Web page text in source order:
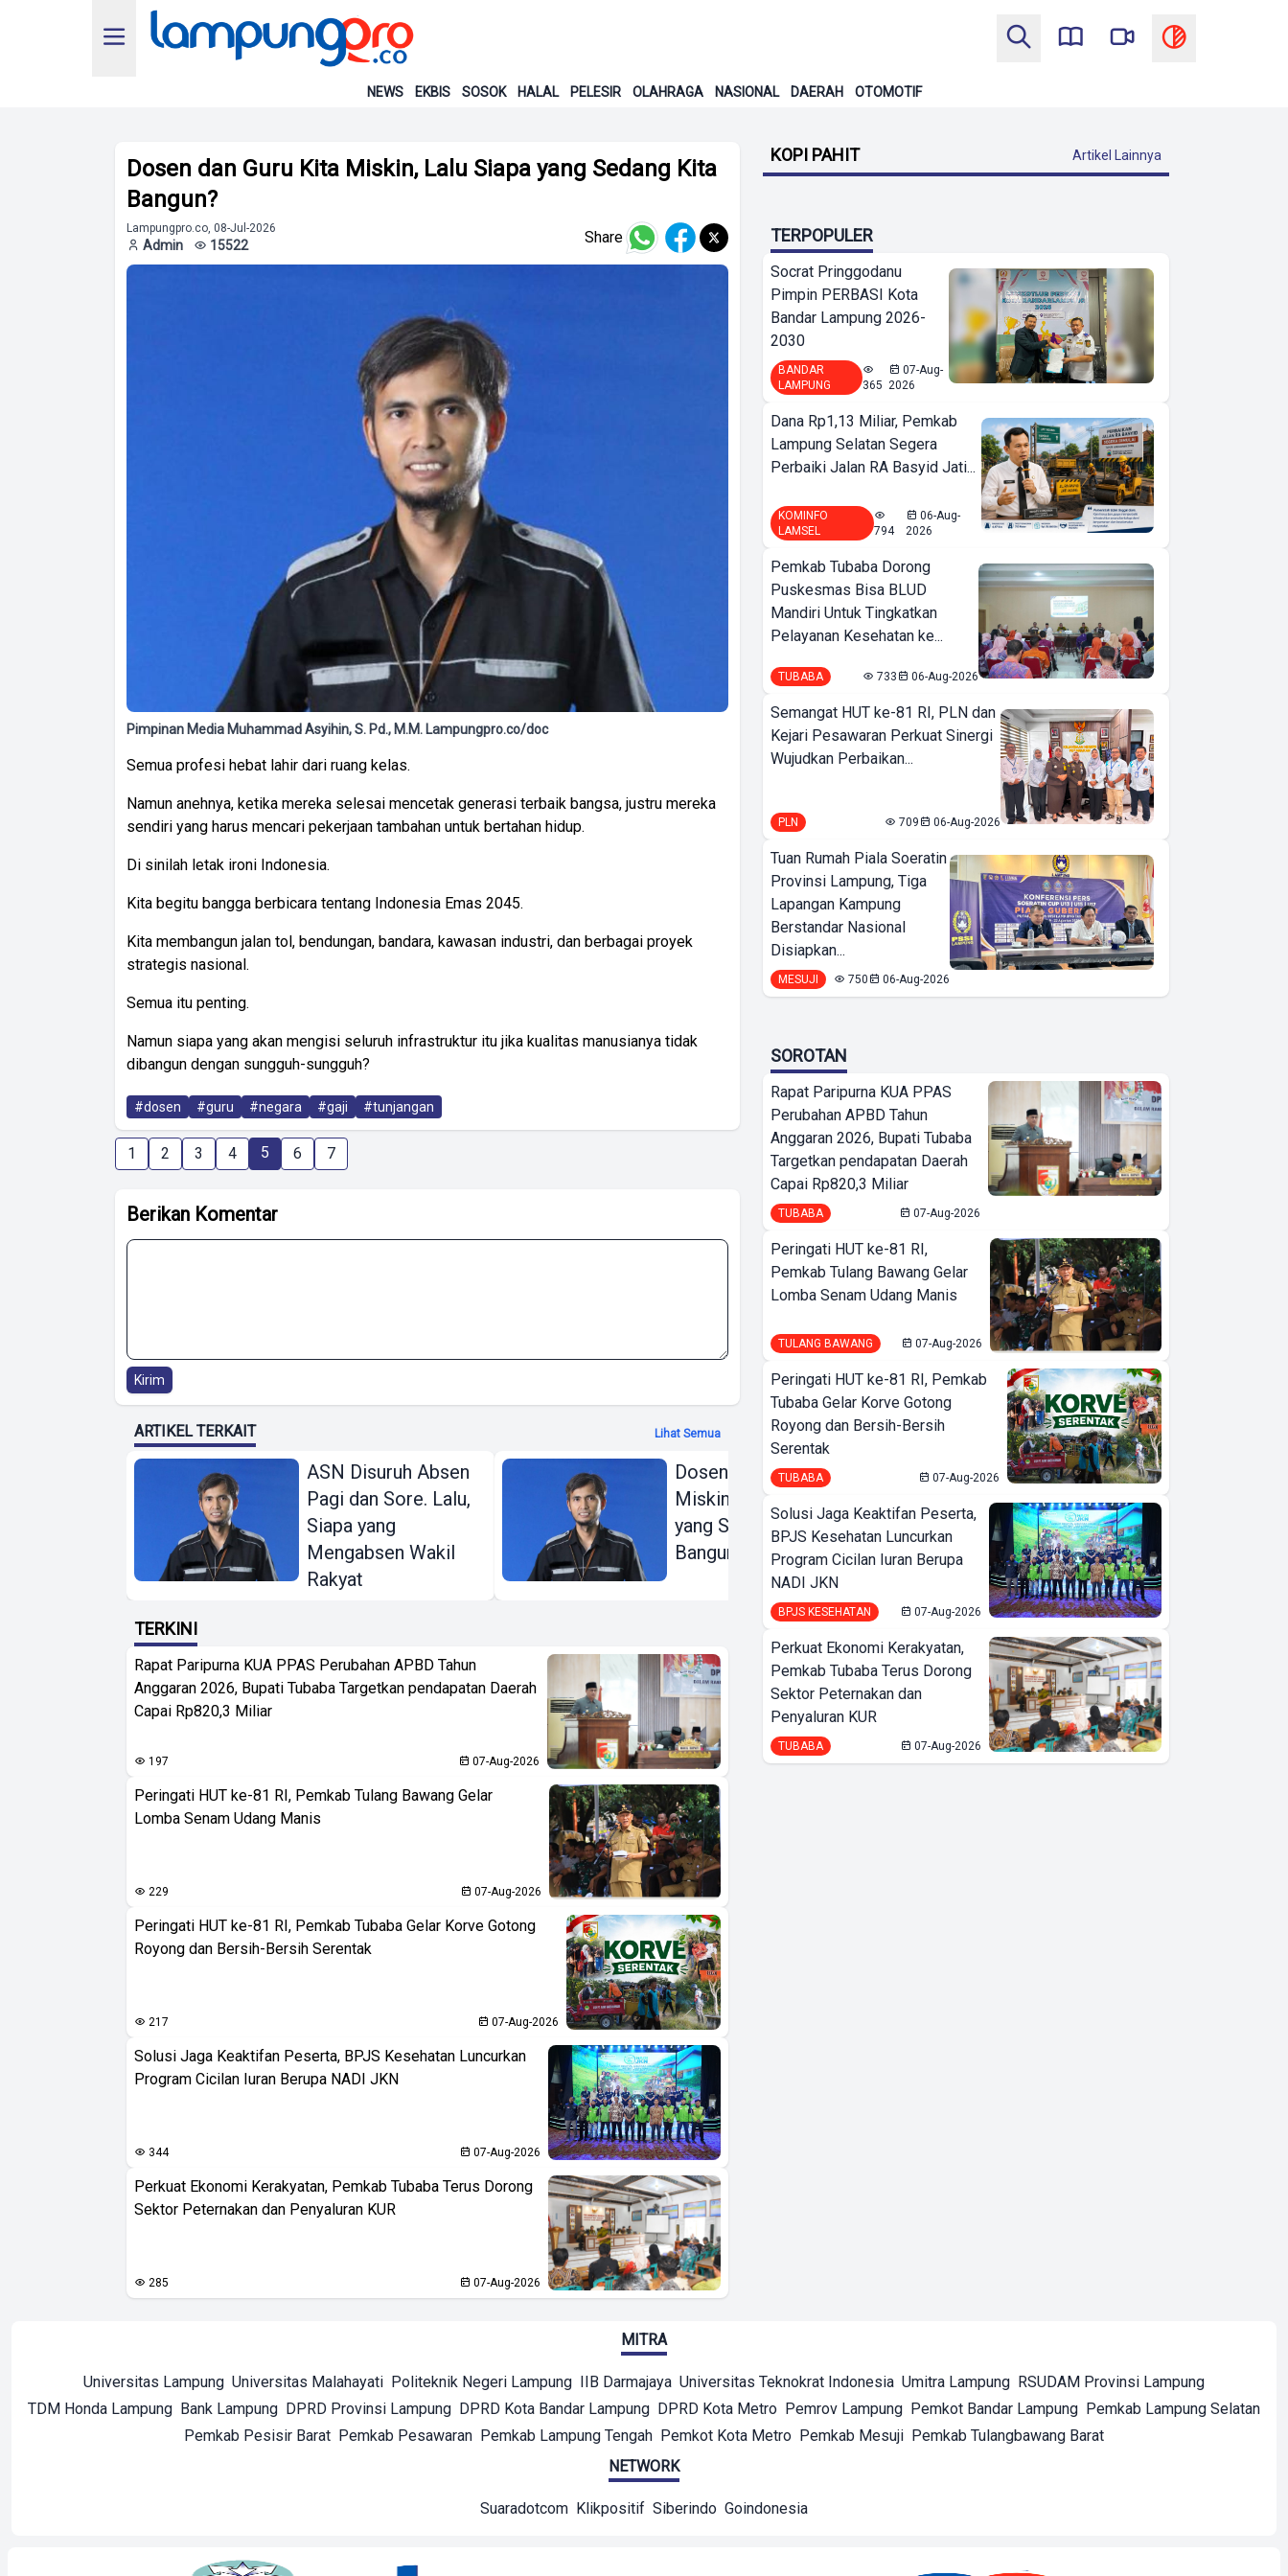
NEWS EKBIS SOSOK HALAL PELESIR OLAHRAGA NASIONAL DAERAH OTOMOTIF
Dosen dan Guru Kita Miskin, Lalu Siapa yang Sedang Kita
Bangun?
Lampungpro.co, 08-Jul-2026
Admin 15522 Share
Pimpinan Media Muhammad Asyihin, S. Pd., M.M. Lampungpro.co/doc
‎Semua profesi hebat lahir dari ruang kelas.
‎Namun anehnya, ketika mereka selesai mencetak generasi terbaik bangsa, justru mereka
sendiri yang harus mencari pekerjaan tambahan untuk bertahan hidup.
‎Di sinilah letak ironi Indonesia.
‎Kita begitu bangga berbicara tentang Indonesia Emas 2045.
‎Kita membangun jalan tol, bendungan, bandara, kawasan industri, dan berbagai proyek
strategis nasional.
‎Semua itu penting.
‎Namun siapa yang akan mengisi seluruh infrastruktur itu jika kualitas manusianya tidak
dibangun dengan sungguh-sungguh?
#dosen #guru #negara #gaji #tunjangan
1 2 3 4 5 6 7
Berikan Komentar
Kirim
ARTIKEL TERKAIT Lihat Semua
ASN Disuruh Absen
Pagi dan Sore. Lalu,
Siapa yang
Mengabsen Wakil
Rakyat
Dosen dan Guru Kita
Miskin, Lalu Siapa
yang Sedang Kita
Bangun?
Kontroversi VS Kerja
Nyata DPRD Kota
Bandar Lampung
TERKINI
Rapat Paripurna KUA PPAS Perubahan APBD Tahun
Anggaran 2026, Bupati Tubaba Targetkan pendapatan Daerah
Capai Rp820,3 Miliar
197 07-Aug-2026
Peringati HUT ke-81 RI, Pemkab Tulang Bawang Gelar
Lomba Senam Udang Manis
229 07-Aug-2026
Peringati HUT ke-81 RI, Pemkab Tubaba Gelar Korve Gotong
Royong dan Bersih-Bersih Serentak
217 07-Aug-2026
Solusi Jaga Keaktifan Peserta, BPJS Kesehatan Luncurkan
Program Cicilan Iuran Berupa NADI JKN
344 07-Aug-2026
Perkuat Ekonomi Kerakyatan, Pemkab Tubaba Terus Dorong
Sektor Peternakan dan Penyaluran KUR
285 07-Aug-2026
KOPI PAHIT Artikel Lainnya
TERPOPULER
Socrat Pringgodanu
Pimpin PERBASI Kota
Bandar Lampung 2026-
2030
BANDAR
LAMPUNG
365
07-Aug-
2026
Dana Rp1,13 Miliar, Pemkab
Lampung Selatan Segera
Perbaiki Jalan RA Basyid Jati...
KOMINFO
LAMSEL
794
06-Aug-
2026
Pemkab Tubaba Dorong
Puskesmas Bisa BLUD
Mandiri Untuk Tingkatkan
Pelayanan Kesehatan ke...
TUBABA 733 06-Aug-2026
Semangat HUT ke-81 RI, PLN dan
Kejari Pesawaran Perkuat Sinergi
Wujudkan Perbaikan...
PLN 709 06-Aug-2026
Tuan Rumah Piala Soeratin
Provinsi Lampung, Tiga
Lapangan Kampung
Berstandar Nasional
Disiapkan...
MESUJI 750 06-Aug-2026
SOROTAN
Rapat Paripurna KUA PPAS
Perubahan APBD Tahun
Anggaran 2026, Bupati Tubaba
Targetkan pendapatan Daerah
Capai Rp820,3 Miliar
TUBABA 07-Aug-2026
Peringati HUT ke-81 RI,
Pemkab Tulang Bawang Gelar
Lomba Senam Udang Manis
TULANG BAWANG 07-Aug-2026
Peringati HUT ke-81 RI, Pemkab
Tubaba Gelar Korve Gotong
Royong dan Bersih-Bersih
Serentak
TUBABA 07-Aug-2026
Solusi Jaga Keaktifan Peserta,
BPJS Kesehatan Luncurkan
Program Cicilan Iuran Berupa
NADI JKN
BPJS KESEHATAN 07-Aug-2026
Perkuat Ekonomi Kerakyatan,
Pemkab Tubaba Terus Dorong
Sektor Peternakan dan
Penyaluran KUR
TUBABA 07-Aug-2026
MITRA
Universitas Lampung Universitas Malahayati Politeknik Negeri Lampung IIB Darmajaya Universitas Teknokrat Indonesia Umitra Lampung RSUDAM Provinsi Lampung
TDM Honda Lampung Bank Lampung DPRD Provinsi Lampung DPRD Kota Bandar Lampung DPRD Kota Metro Pemrov Lampung Pemkot Bandar Lampung Pemkab Lampung Selatan
Pemkab Pesisir Barat Pemkab Pesawaran Pemkab Lampung Tengah Pemkot Kota Metro Pemkab Mesuji Pemkab Tulangbawang Barat
NETWORK
Suaradotcom Klikpositif Siberindo Goindonesia